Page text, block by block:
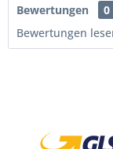
Bewertungen
0
Bewertungen